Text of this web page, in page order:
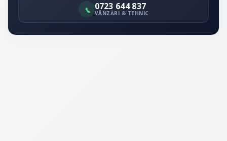
0723 644 837
VÂNZĂRI & TEHNIC